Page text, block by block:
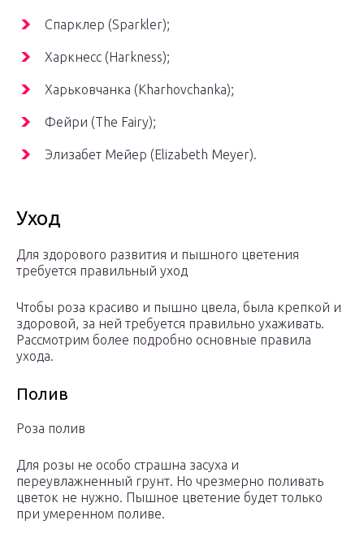
Спарклер (Sparkler);
Харкнесс (Harkness);
Харьковчанка (Kharhovchanka);
Фейри (The Fairy);
Элизабет Мейер (Elizabeth Meyer).
Уход
Для здорового развития и пышного цветения
требуется правильный уход
Чтобы роза красиво и пышно цвела, была крепкой и
здоровой, за ней требуется правильно ухаживать.
Рассмотрим более подробно основные правила
ухода.
Полив
Роза полив
Для розы не особо страшна засуха и
переувлажненный грунт. Но чрезмерно поливать
цветок не нужно. Пышное цветение будет только
при умеренном поливе.